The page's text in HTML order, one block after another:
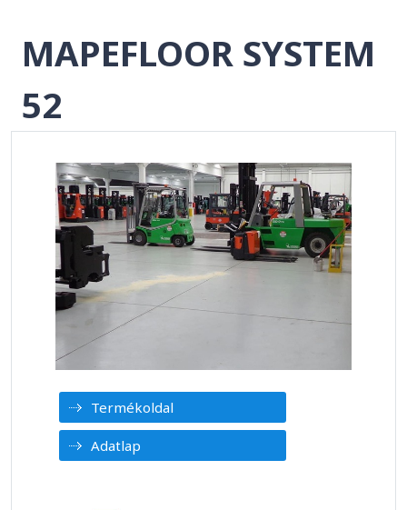
MAPEFLOOR SYSTEM
52
Termékoldal
Adatlap